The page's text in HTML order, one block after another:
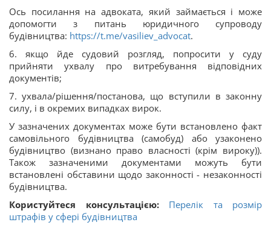
Ось посилання на адвоката, який займається і може
допомогти з питань юридичного супроводу
будівництва: https://t.me/vasiliev_advocat.
6. якщо йде судовий розгляд, попросити у суду
прийняти ухвалу про витребування відповідних
документів;
7. ухвала/рішення/постанова, що вступили в законну
силу, і в окремих випадках вирок.
У зазначених документах може бути встановлено факт
самовільного будівництва (самобуд) або узаконено
будівництво (визнано право власності (крім вироку)).
Також зазначеними документами можуть бути
встановлені обставини щодо законності - незаконності
будівництва.
Користуйтеся консультацією:
Перелік та розмір
штрафів у сфері будівництва